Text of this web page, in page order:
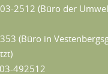
2512 (Büro der
(Büro in
492512